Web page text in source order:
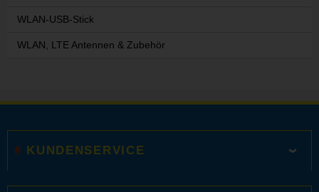
WLAN-USB-Stick
WLAN, LTE Antennen & Zubehör
KUNDENSERVICE